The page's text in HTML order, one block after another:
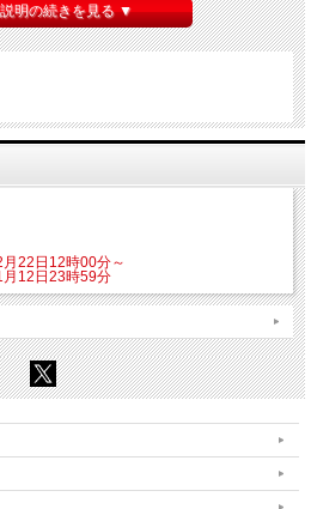
トカード決済承認（課金）を行います。予め
もご注文時にカード決済承認（課金）を行いま
キャンセルはできません。予めご了承くださ
商品と一緒に発送となります。
明の続きを見る ▼
22日12時00分～
12日23時59分